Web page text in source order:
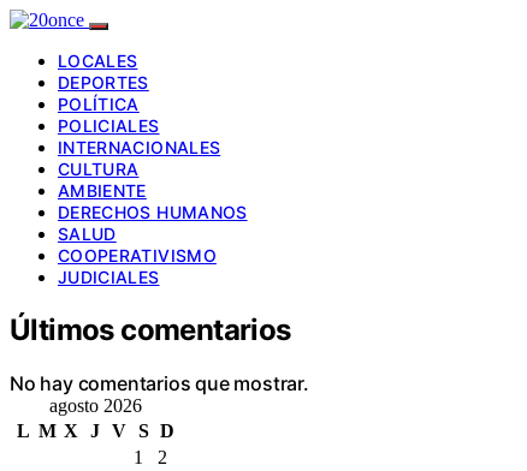
LOCALES
DEPORTES
POLÍTICA
POLICIALES
INTERNACIONALES
CULTURA
AMBIENTE
DERECHOS HUMANOS
SALUD
COOPERATIVISMO
JUDICIALES
Últimos comentarios
No hay comentarios que mostrar.
agosto 2026
L M X J V S D
1
2